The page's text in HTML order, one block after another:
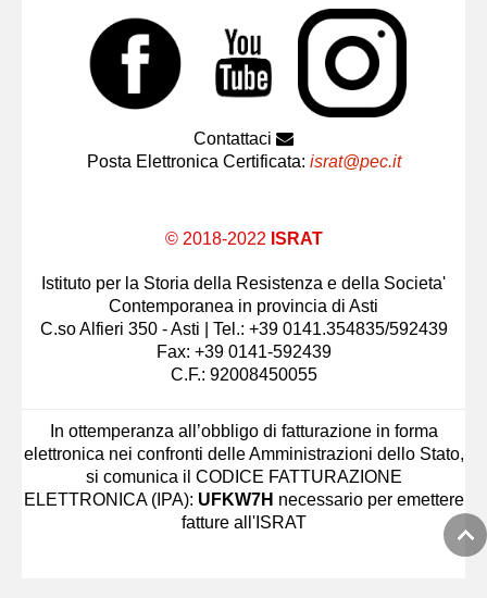
Contattaci
Posta Elettronica Certificata: israt@pec.it
© 2018-2022 ISRAT
Istituto per la Storia della Resistenza e della Societa'
Contemporanea in provincia di Asti
C.so Alfieri 350 - Asti | Tel.: +39 0141.354835/592439
Fax: +39 0141-592439
C.F.: 92008450055
In ottemperanza all’obbligo di fatturazione in forma
elettronica nei confronti delle Amministrazioni dello Stato,
si comunica il CODICE FATTURAZIONE
ELETTRONICA (IPA): UFKW7H necessario per emettere
fatture all'ISRAT